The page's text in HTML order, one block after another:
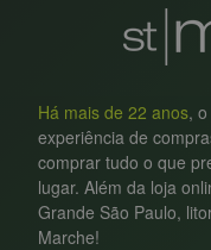
Há mais de 22 anos,
experiência de
comprar tudo o que
lugar. Além da loja
Grande São Paulo,
Marche!